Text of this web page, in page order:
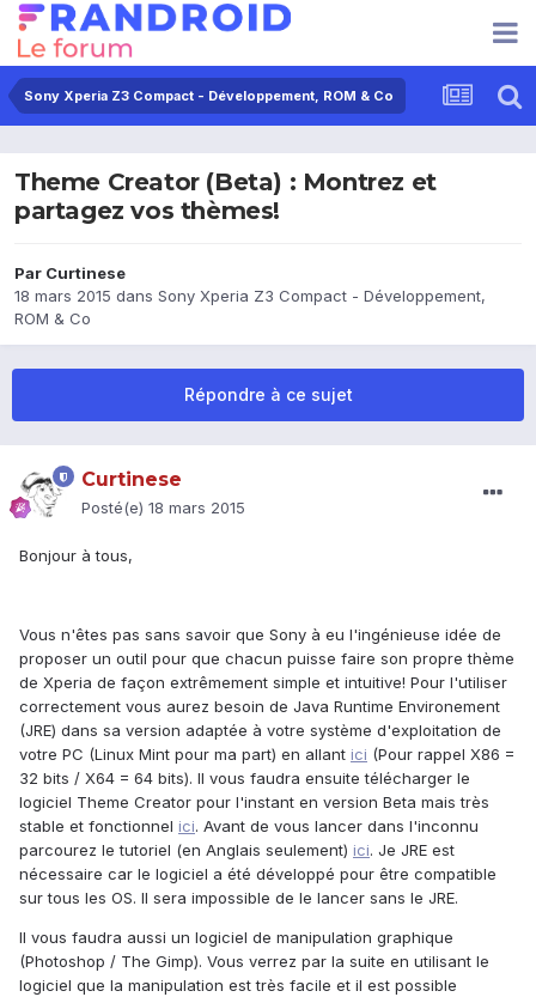
Sony Xperia Z3 Compact - Développement, ROM & Co
Theme Creator (Beta) : Montrez et
partagez vos thèmes!
Par Curtinese
18 mars 2015 dans Sony Xperia Z3 Compact - Développement,
ROM & Co
Répondre à ce sujet
Curtinese
Posté(e) 18 mars 2015
Bonjour à tous,
Vous n'êtes pas sans savoir que Sony à eu l'ingénieuse idée de
proposer un outil pour que chacun puisse faire son propre thème
de Xperia de façon extrêmement simple et intuitive! Pour l'utiliser
correctement vous aurez besoin de Java Runtime Environement
(JRE) dans sa version adaptée à votre système d'exploitation de
votre PC (Linux Mint pour ma part) en allant ici (Pour rappel X86 =
32 bits / X64 = 64 bits). Il vous faudra ensuite télécharger le
logiciel Theme Creator pour l'instant en version Beta mais très
stable et fonctionnel ici. Avant de vous lancer dans l'inconnu
parcourez le tutoriel (en Anglais seulement) ici. Je JRE est
nécessaire car le logiciel a été développé pour être compatible
sur tous les OS. Il sera impossible de le lancer sans le JRE.
Il vous faudra aussi un logiciel de manipulation graphique
(Photoshop / The Gimp). Vous verrez par la suite en utilisant le
logiciel que la manipulation est très facile et il est possible